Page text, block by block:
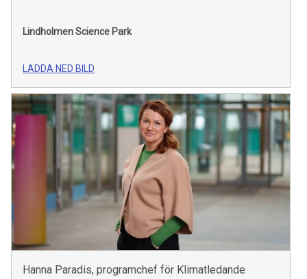
Lindholmen Science Park
LADDA NED BILD
Hanna Paradis, programchef för Klimatledande